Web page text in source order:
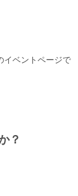
イベントページで
？